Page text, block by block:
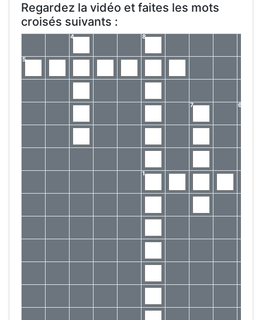
Regardez la vidéo et faites les mots
croisés suivants :
4 8
5
7 6
1